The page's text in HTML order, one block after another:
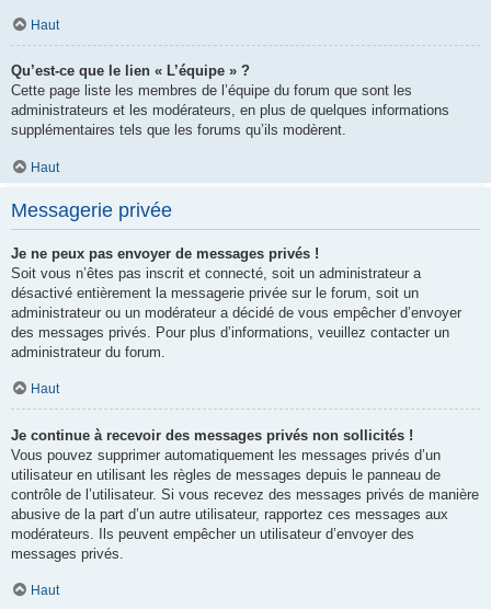
Haut
Qu’est-ce que le lien « L’équipe » ?
Cette page liste les membres de l’équipe du forum que sont les
administrateurs et les modérateurs, en plus de quelques informations
supplémentaires tels que les forums qu’ils modèrent.
Haut
Messagerie privée
Je ne peux pas envoyer de messages privés !
Soit vous n’êtes pas inscrit et connecté, soit un administrateur a
désactivé entièrement la messagerie privée sur le forum, soit un
administrateur ou un modérateur a décidé de vous empêcher d’envoyer
des messages privés. Pour plus d’informations, veuillez contacter un
administrateur du forum.
Haut
Je continue à recevoir des messages privés non sollicités !
Vous pouvez supprimer automatiquement les messages privés d’un
utilisateur en utilisant les règles de messages depuis le panneau de
contrôle de l’utilisateur. Si vous recevez des messages privés de manière
abusive de la part d’un autre utilisateur, rapportez ces messages aux
modérateurs. Ils peuvent empêcher un utilisateur d’envoyer des
messages privés.
Haut